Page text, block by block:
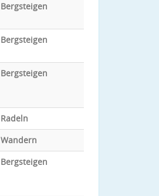
Bergsteigen
Bergsteigen
Bergsteigen
Radeln
Wandern
Bergsteigen